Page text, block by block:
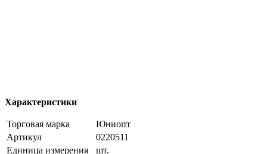
Характеристики
Торговая марка
Юниопт
Артикул
0220511
Единица измерения
шт.